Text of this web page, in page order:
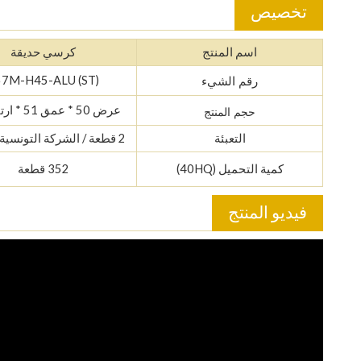
تخصيص
اسم المنتج كرسي حديقة
رقم الشيء H45-ALU (ST)
حجم المنتج عرض 50 * عمق 51 * ارتفاع 89
التعبئة 2 قطعة / الشركة التونسية للملاحة
كمية التحميل (40HQ) 352 قطعة
فيديو المنتج